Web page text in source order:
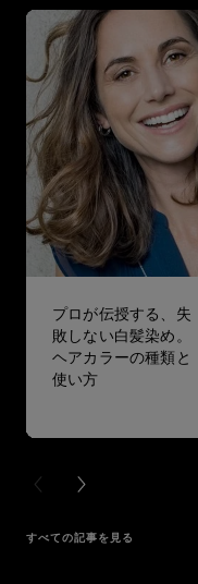
プロが伝授する、失
敗しない白髪染め。
ヘアカラーの種類と
使い方
PREVIOUS CARD
NEXT CARD
すべての記事を見る